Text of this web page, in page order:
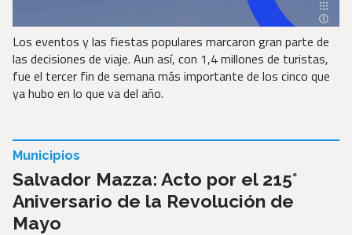
Los eventos y las fiestas populares marcaron gran parte de
las decisiones de viaje. Aun así, con 1,4 millones de turistas,
fue el tercer fin de semana más importante de los cinco que
ya hubo en lo que va del año.
Salvador Mazza: Acto por el 215°
Aniversario de la Revolución de
Mayo
Municipios